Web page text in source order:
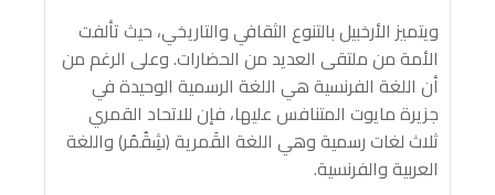
ويتميز الأرخبيل بالتنوع الثقافي والتاريخي، حيث تألفت
الأمة من ملتقى العديد من الحضارات. وعلى الرغم من
أن اللغة الفرنسية هي اللغة الرسمية الوحيدة في
جزيرة مايوت المتنافس عليها، فإن للاتحاد القمري
ثلاث لغات رسمية وهي اللغة القَمرية (شِقُمُر) واللغة
العربية والفرنسية.